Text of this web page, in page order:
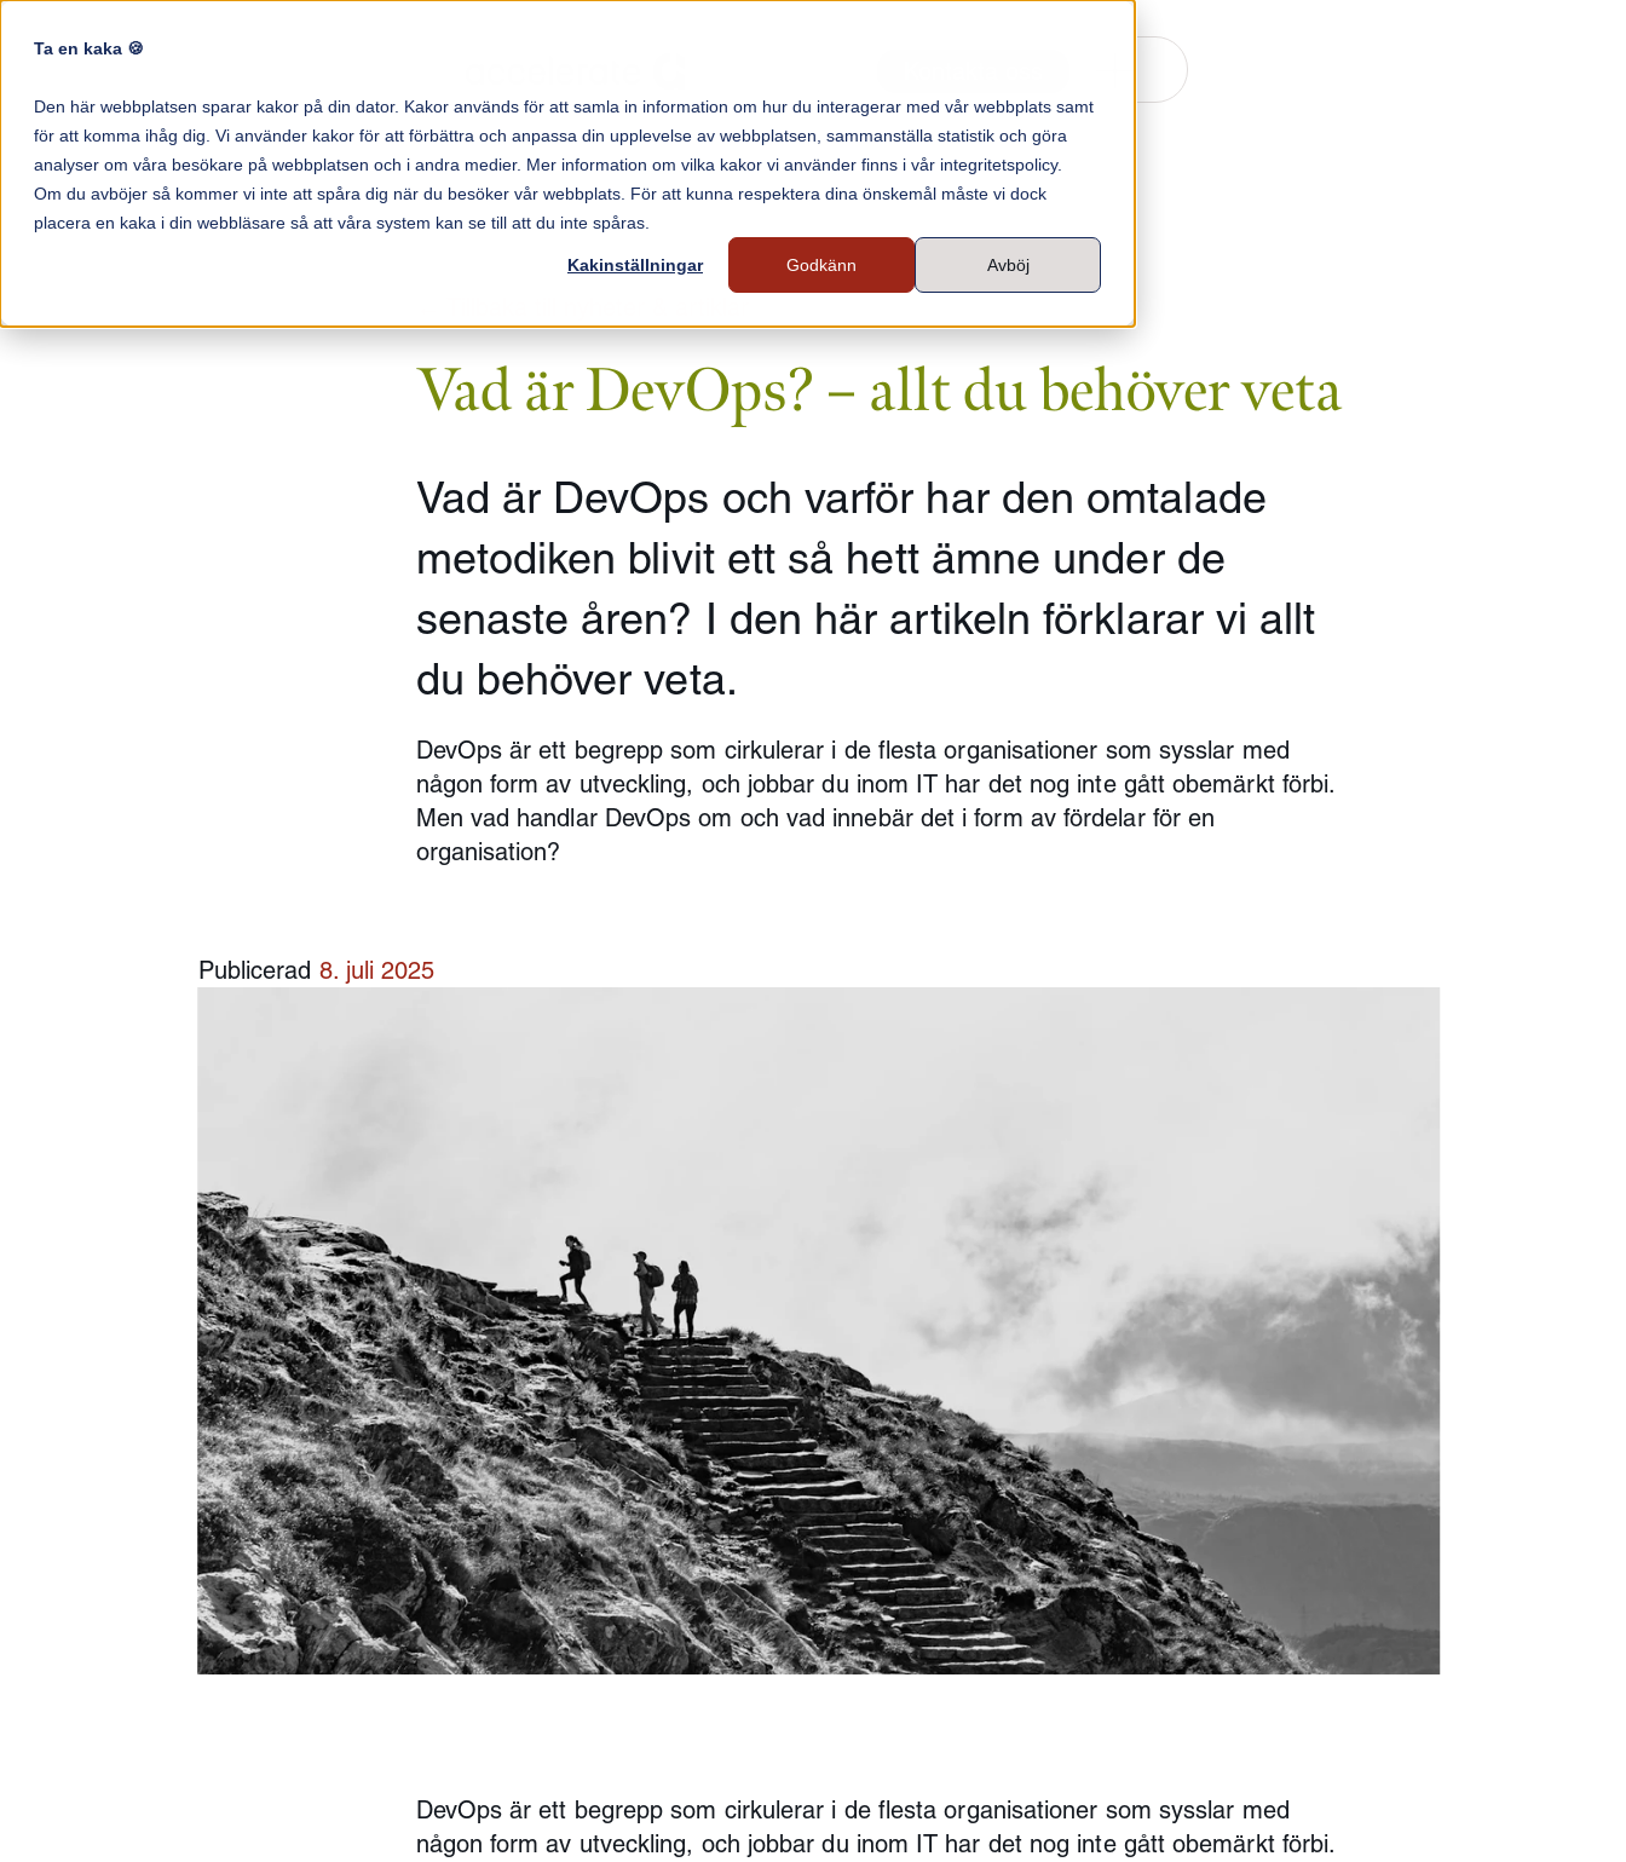
Ta en kaka 🍪
Den här webbplatsen sparar kakor på din dator. Kakor används för att samla in information om hur du interagerar med vår webbplats samt
för att komma ihåg dig. Vi använder kakor för att förbättra och anpassa din upplevelse av webbplatsen, sammanställa statistik och göra
analyser om våra besökare på webbplatsen och i andra medier. Mer information om vilka kakor vi använder finns i vår integritetspolicy.
Om du avböjer så kommer vi inte att spåra dig när du besöker vår webbplats. För att kunna respektera dina önskemål måste vi dock
placera en kaka i din webbläsare så att våra system kan se till att du inte spåras.
Kakinställningar Godkänn Avböj
Vad är DevOps? – allt du behöver veta
Vad är DevOps och varför har den omtalade
metodiken blivit ett så hett ämne under de
senaste åren? I den här artikeln förklarar vi allt
du behöver veta.
DevOps är ett begrepp som cirkulerar i de flesta organisationer som sysslar med
någon form av utveckling, och jobbar du inom IT har det nog inte gått obemärkt förbi.
Men vad handlar DevOps om och vad innebär det i form av fördelar för en
organisation?
Publicerad 8. juli 2025
DevOps är ett begrepp som cirkulerar i de flesta organisationer som sysslar med
någon form av utveckling, och jobbar du inom IT har det nog inte gått obemärkt förbi.